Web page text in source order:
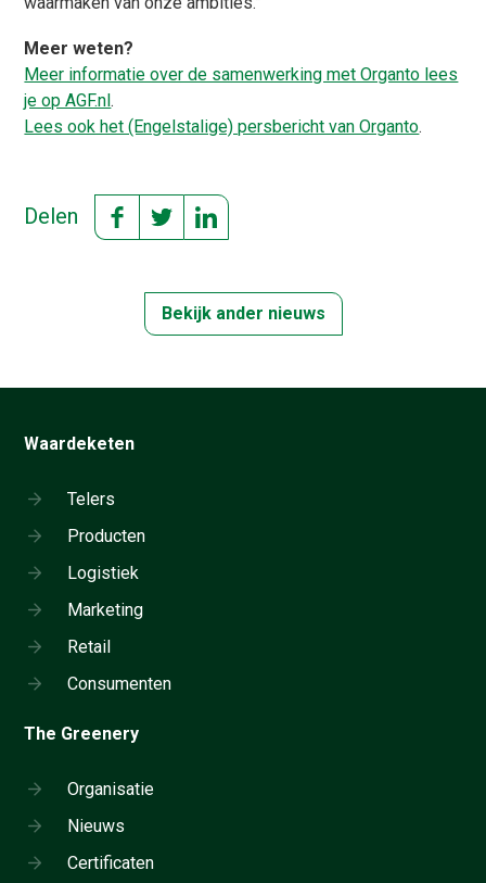
Meer weten?
Meer informatie over de samenwerking met Organto lees
je op AGF.nl.
Lees ook het (Engelstalige) persbericht van Organto.
Delen
Bekijk ander nieuws
Waardeketen
Telers
Producten
Logistiek
Marketing
Retail
Consumenten
The Greenery
Organisatie
Nieuws
Certificaten